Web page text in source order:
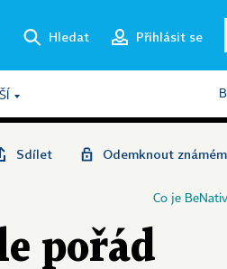
Hledat Přihlásit se
Sdílet Odemknout
Co je
pořád